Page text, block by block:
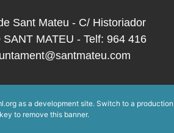
Sant Mateu - C/ Historiador
MATEU - Telf: 964 416
as a development site. Switch to a production
to remove this banner.